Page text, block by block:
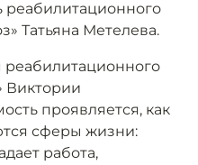
реабилитационного
Татьяна Метелева.
реабилитационного
Виктории
проявляется, как
сферы жизни:
работа,